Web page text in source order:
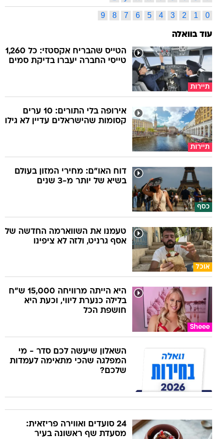
0
1
2
3
4
5
6
7
8
9
עוד בוואלה
תיירות
הטייס שהבריח אקסטזי: כל 1,260
טייסי החברה יעברו בדיקת סמים
תיירות
אירופה בלי התורים: 10 ערים
קסומות שהישראלים עדיין לא גילו
כסף
דוח האו"ם: מחירי המזון בעולם
בשיא של יותר מ-3 שנים
אוכל
טעמנו את השווארמה החדשה של
אסף גרניט, ולזה לא ציפינו
Sheee
היא הייתה מרוויחה 15,000 ש"ח
בלילה כנערת ליווי, וכעת היא
חושפת הכל
השאלון שיעשה לכם סדר - מי
המפלגה שהכי מתאימה לעמדות
שלכם?
24 סועדים ואווירה פריזאית:
מסעדת שף ראשונה בעיר